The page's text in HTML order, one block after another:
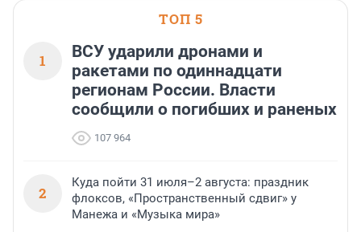
ТОП 5
1
ВСУ ударили дронами и
ракетами по одиннадцати
регионам России. Власти
сообщили о погибших и раненых
107 964
2
Куда пойти 31 июля–2 августа: праздник
флоксов, «Пространственный сдвиг» у
Манежа и «Музыка мира»